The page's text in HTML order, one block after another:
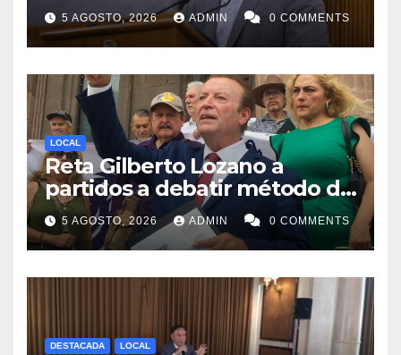
5 AGOSTO, 2026 ADMIN 0 COMMENTS
LOCAL
Reta Gilberto Lozano a
partidos a debatir método de
designación de candidato a
gubernatura de NL
5 AGOSTO, 2026 ADMIN 0 COMMENTS
DESTACADA LOCAL